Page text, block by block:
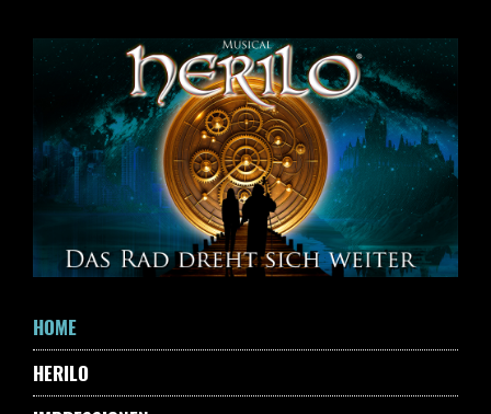
navigation
content
HOME
HERILO